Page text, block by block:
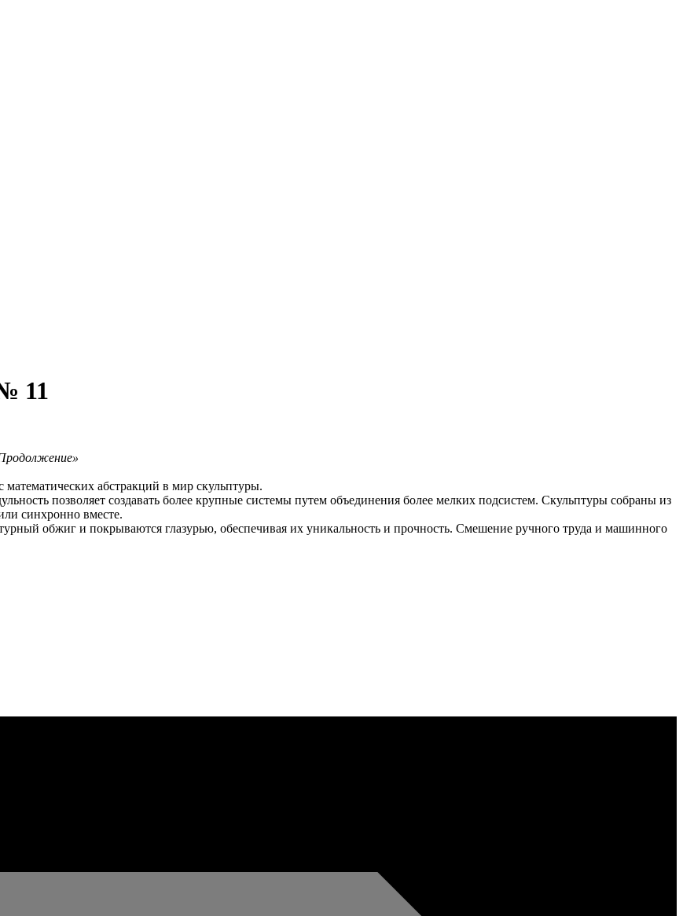
11
абстракций в мир скульптуры.
позволяет создавать более крупные системы путем объединения более мелких подсистем. Скульптуры собраны из
синхронно вместе.
обжиг и покрываются глазурью, обеспечивая их уникальность и прочность. Смешение ручного труда и машинного